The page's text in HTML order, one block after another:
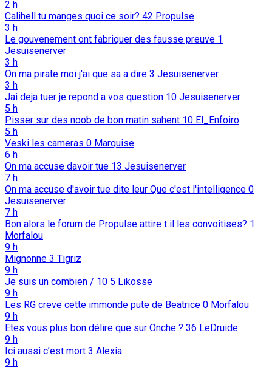
2 h
Calihell tu manges quoi ce soir? 42 Propulse
3 h
Le gouvenement ont fabriquer des fausse preuve 1
Jesuisenerver
3 h
On ma pirate moi j'ai que sa a dire 3 Jesuisenerver
3 h
Jai deja tuer je repond a vos question 10 Jesuisenerver
5 h
Pisser sur des noob de bon matin sahent 10 El_Enfoiro
5 h
Veski les cameras 0 Marquise
6 h
On ma accuse davoir tue 13 Jesuisenerver
7 h
On ma accuse d'avoir tue dite leur Que c'est l'intelligence 0
Jesuisenerver
7 h
Bon alors le forum de Propulse attire t il les convoitises? 1
Morfalou
9 h
Mignonne 3 Tigriz
9 h
Je suis un combien / 10 5 Likosse
9 h
Les RG creve cette immonde pute de Beatrice 0 Morfalou
9 h
Etes vous plus bon délire que sur Onche ? 36 LeDruide
9 h
Ici aussi c’est mort 3 Alexia
9 h